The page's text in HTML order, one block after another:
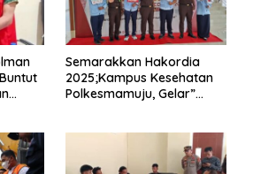
Semarakkan Hakordia
2025;Kampus Kesehatan
Polkesmamuju, Gelar”